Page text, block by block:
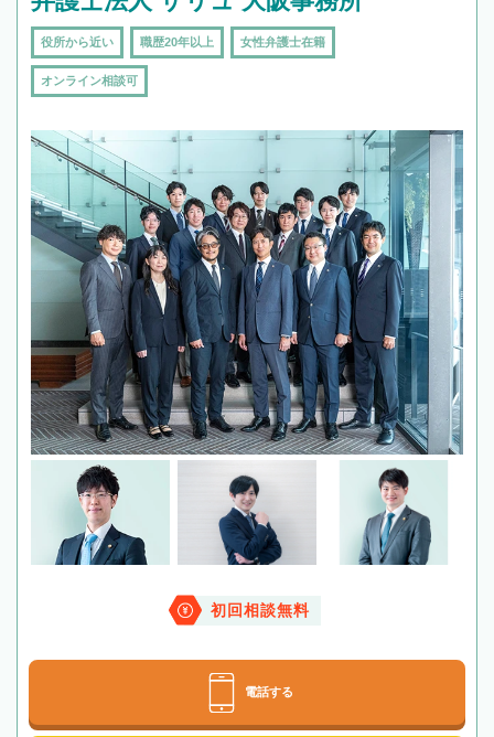
役所から近い 職歴20年以上 女性弁護士在籍
オンライン相談可
初回相談無料
電話する